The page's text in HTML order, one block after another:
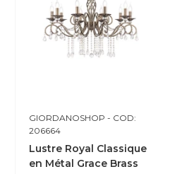
GIORDANOSHOP - COD:
206664
Lustre Royal Classique
en Métal Grace Brass